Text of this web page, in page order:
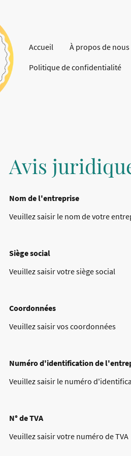
Accueil À propos de nous
Politique de confidentialité
Avis
Nom de l'entreprise
Veuillez saisir le nom de votre
Siège social
Veuillez saisir votre siège social
Coordonnées
Veuillez saisir vos coordonnées
Numéro d'identification de
Veuillez saisir le numéro
N° de TVA
Veuillez saisir votre numéro de TVA